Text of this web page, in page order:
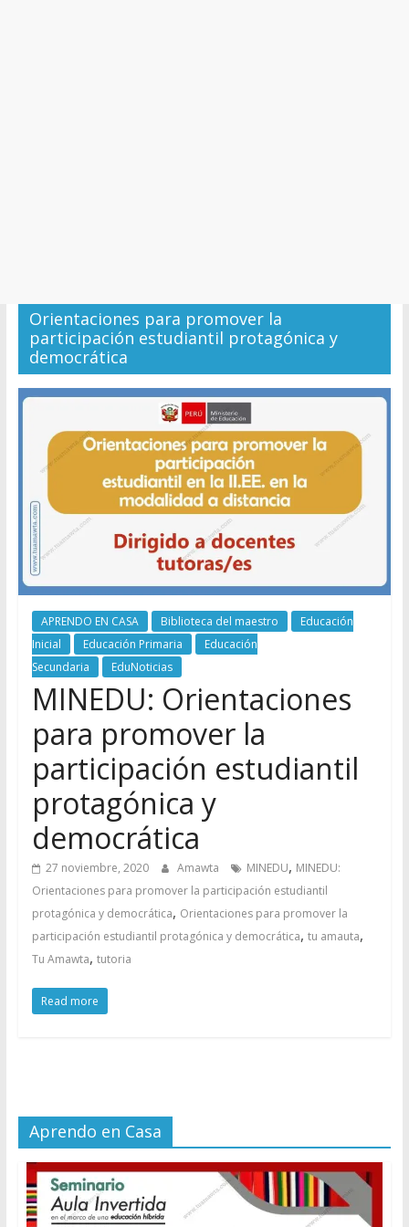
Orientaciones para promover la
participación estudiantil protagónica y
democrática
APRENDO EN CASA Biblioteca del maestro
Educación
Inicial
Educación Primaria
Educación
Secundaria
EduNoticias
MINEDU: Orientaciones
para promover la
participación estudiantil
protagónica y
democrática
27 noviembre, 2020 Amawta MINEDU, MINEDU:
Orientaciones para promover la participación estudiantil
protagónica y democrática, Orientaciones para promover la
participación estudiantil protagónica y democrática, tu amauta,
Tu Amawta, tutoria
Read more
Aprendo en Casa